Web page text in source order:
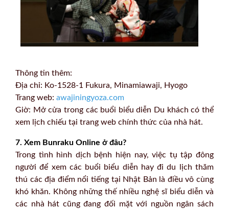
Thông tin thêm:
Địa chỉ: Ko-1528-1 Fukura, Minamiawaji, Hyogo
Trang web: awajiningyoza.com
Giờ: Mở cửa trong các buổi biểu diễn Du khách có thể
xem lịch chiếu tại trang web chính thức của nhà hát.
7. Xem Bunraku Online ở đâu?
Trong tình hình dịch bệnh hiện nay, việc tụ tập đông
người để xem các buổi biểu diễn hay đi du lịch thăm
thú các địa điểm nổi tiếng tại Nhật Bản là điều vô cùng
khó khăn. Không những thế nhiều nghệ sĩ biểu diễn và
các nhà hát cũng đang đối mặt với nguồn ngân sách